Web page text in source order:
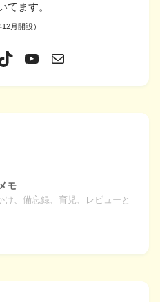
てます。
12月開設）
モ
け、備忘録、育児、レビューと